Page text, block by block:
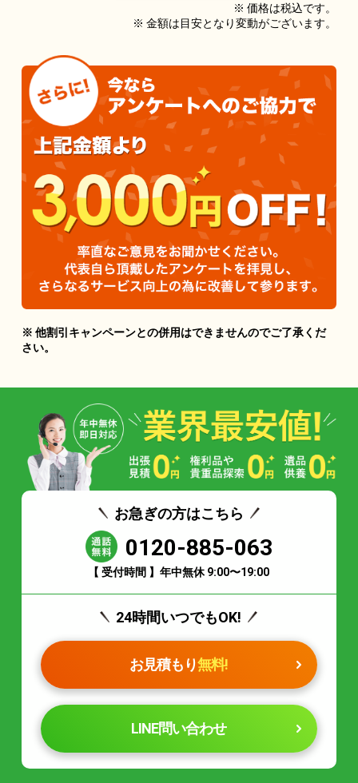
※ 価格は税込です。
※ 金額は目安となり変動がございます。
※ 他割引キャンペーンとの併用はできませんのでご了承くだ
さい。
お急ぎの方はこちら
0120-885-063
【 受付時間 】年中無休 9:00〜19:00
24時間いつでもOK!
お見積もり無料!
LINE問い合わせ